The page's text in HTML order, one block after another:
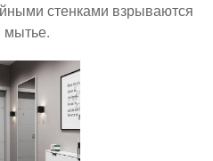
стенками взрываются
мытье.